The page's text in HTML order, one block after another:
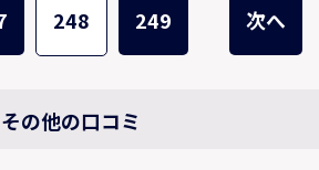
248 249 次へ
その他の口コミ